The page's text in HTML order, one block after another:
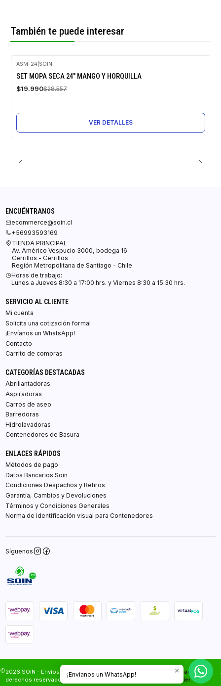
También te puede interesar
-30%
OFF
Agotado
ASM-24 SOIN
SET MOPA SECA 24" MANGO Y HORQUILLA
$19.990$28.557
VER DETALLES
ENCUÉNTRANOS
ecommerce@soin.cl
+56993593169
TIENDA PRINCIPAL
Av. Américo Vespucio 3000, bodega 16
Cerrillos - Cerrillos
Región Metropolitana de Santiago - Chile
Horas de trabajo:
Lunes a Jueves 8:30 a 17:00 hrs. y Viernes 8:30 a 15:30 hrs.
SERVICIO AL CLIENTE
Mi cuenta
Solicita una cotización formal
¡Envíanos un WhatsApp!
Contacto
Carrito de compras
CATEGORÍAS DESTACADAS
Abrillantadoras
Aspiradoras
Carros de aseo
Barredoras
Hidrolavadoras
Contenedores de Basura
ENLACES RÁPIDOS
Métodos de pago
Datos Bancarios Soin
Condiciones Despachos y Retiros
Garantía, Cambios y Devoluciones
Términos y Condiciones Generales
Norma de identificación visual para Contenedores
Síguenos
2026 SOIN - Envíos Gratis en Santiago.Todos los
derechos reservados.
Desarrollado por
Jumpseller
.
¡Envíanos un WhatsApp!